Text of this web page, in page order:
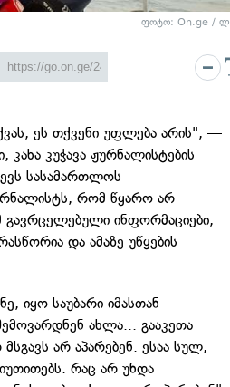
ფოტო: On.ge /
ეს თქვენი უფლება არის", —
კახა კუჭავა ჟურნალისტების
სასამართლოს
რომ წყარო არ
გავრცელებული ინფორმაციები,
და ამაზე უწყების
იყო საუბარი იმასთან
ახლა... გააკეთა
არ აპარებენ. ესაა სულ,
რაც არ უნდა